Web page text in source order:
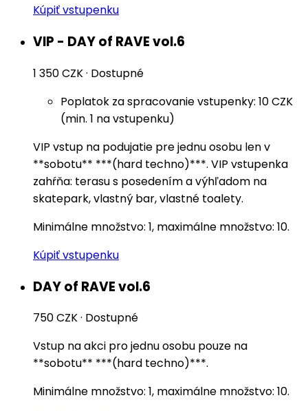
Kúpiť vstupenku
VIP - DAY of RAVE vol.6
1 350 CZK· Dostupné
Poplatok za spracovanie vstupenky: 10 CZK
(min. 1 na vstupenku)
VIP vstup na podujatie pre jednu osobu len v
**sobotu** ***(hard techno)***. VIP vstupenka
zahŕňa: terasu s posedením a výhľadom na
skatepark, vlastný bar, vlastné toalety.
Minimálne množstvo: 1, maximálne množstvo: 10.
Kúpiť vstupenku
DAY of RAVE vol.6
750 CZK· Dostupné
Vstup na akci pro jednu osobu pouze na
**sobotu** ***(hard techno)***.
Minimálne množstvo: 1, maximálne množstvo: 10.